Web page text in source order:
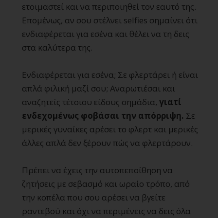
ετοιμαστεί και να περιποιηθεί τον εαυτό της.
Επομένως, αν σου στέλνει selfies σημαίνει ότι
ενδιαφέρεται για εσένα και θέλει να τη δεις
στα καλύτερα της.
Ενδιαφέρεται για εσένα; Σε φλερτάρει ή είναι
απλά φιλική μαζί σου; Αναρωτιέσαι και
αναζητείς τέτοιου είδους σημάδια, γιατί
ενδεχομένως φοβάσαι την απόρριψη. Σε
μερικές γυναίκες αρέσει το φλερτ και μερικές
άλλες απλά δεν ξέρουν πώς να φλερτάρουν.
Πρέπει να έχεις την αυτοπεποίθηση να
ζητήσεις με σεβασμό και ωραίο τρόπο, από
την κοπέλα που σου αρέσει να βγείτε
ραντεβού και όχι να περιμένεις να δεις όλα